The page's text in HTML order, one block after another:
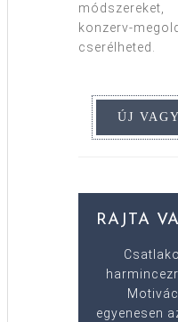
konzerv-
cserélheted.
RAJTA
egyenesen